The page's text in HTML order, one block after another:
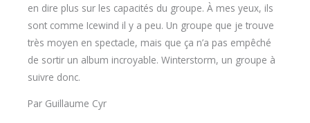
en dire plus sur les capacités du groupe. À mes yeux, ils
sont comme Icewind il y a peu. Un groupe que je trouve
très moyen en spectacle, mais que ça n’a pas empêché
de sortir un album incroyable. Winterstorm, un groupe à
suivre donc.
Par Guillaume Cyr